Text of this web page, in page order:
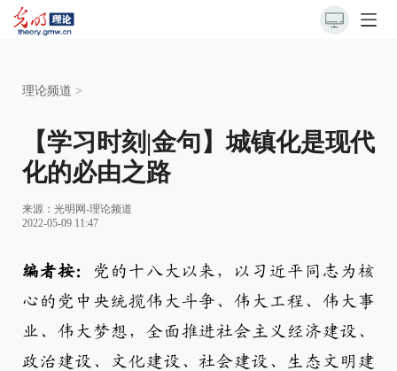
理论频道 >
【学习时刻|金句】城镇化是现代
化的必由之路
来源： 光明网-理论频道
2022-05-09 11:47
编者按：
党的十八大以来，以习近平同志为核
心的党中央统揽伟大斗争、伟大工程、伟大事
业、伟大梦想，全面推进社会主义经济建设、
政治建设、文化建设、社会建设、生态文明建